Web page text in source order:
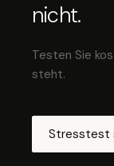
nicht.
Testen Sie
steht.
Stresstest